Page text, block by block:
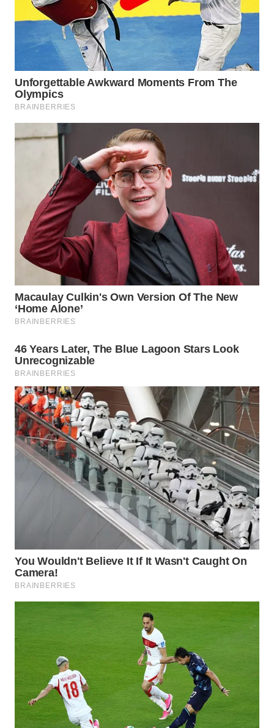
KEPULAUAN
SERIBU
TANGERANG
WN
BINJAI
WN
INDRAMAYU
WN
KUNINGAN
MAJALENGKA
WN
WN
SUKABUMI
WN
PURWAKARTA
WN
PRIANGAN
WN
SOLO
BOROBUDUR
WN
MADURA
WN
SURABAYA